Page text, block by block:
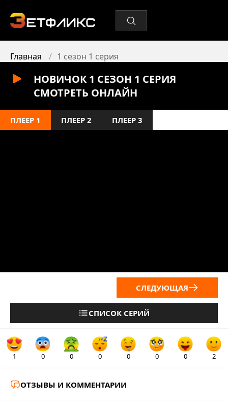
Главная 1 сезон 1 серия
НОВИЧОК 1 СЕЗОН 1 СЕРИЯ
СМОТРЕТЬ ОНЛАЙН
ПЛЕЕР 1 ПЛЕЕР 2 ПЛЕЕР 3
СПИСОК СЕРИЙ
СЛЕДУЮЩАЯ
1 0 0 0 0 0 0 2
ОТЗЫВЫ И КОММЕНТАРИИ